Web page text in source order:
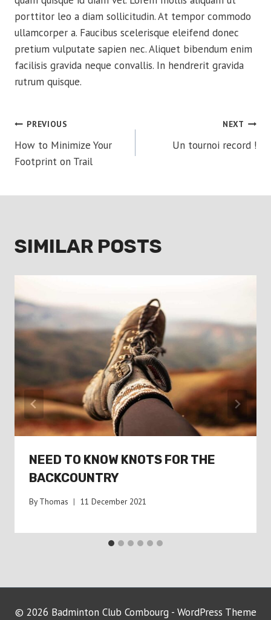
porttitor leo a diam sollicitudin. At tempor commodo
ullamcorper a. Faucibus scelerisque eleifend donec
pretium vulputate sapien nec. Aliquet bibendum enim
facilisis gravida neque convallis. In hendrerit gravida
rutrum quisque.
POST
NAVIGATION
PREVIOUS
How to Minimize Your
Footprint on Trail
NEXT
Un tournoi record !
SIMILAR POSTS
NEED TO KNOW KNOTS FOR THE
BACKCOUNTRY
By Thomas 11 December 2021
© 2026 Badminton Club Combourg - WordPress Theme